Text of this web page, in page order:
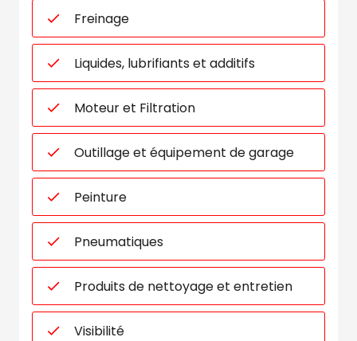
Freinage
Liquides, lubrifiants et additifs
Moteur et Filtration
Outillage et équipement de garage
Peinture
Pneumatiques
Produits de nettoyage et entretien
Visibilité